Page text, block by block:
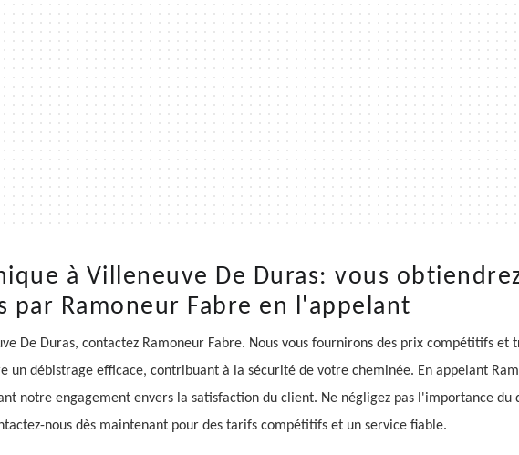
à Villeneuve De Duras: vous
par Ramoneur Fabre en l'appelant
De Duras, contactez Ramoneur Fabre. Nous vous fournirons des prix compétitifs et
un débistrage efficace, contribuant à la sécurité de votre cheminée. En appelant
notre engagement envers la satisfaction du client. Ne négligez pas l'importance du
nous dès maintenant pour des tarifs compétitifs et un service fiable.